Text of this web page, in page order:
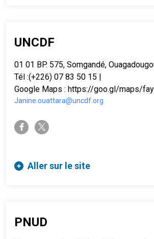
UNCDF
01 01 BP. 575, Somgandé,
Tél :(+226) 07 83 50 15 |
Google Maps : https://goo.gl/maps/
Janine.ouattara@uncdf.org
facebook-ftwitter-x
Aller sur le site
PNUD